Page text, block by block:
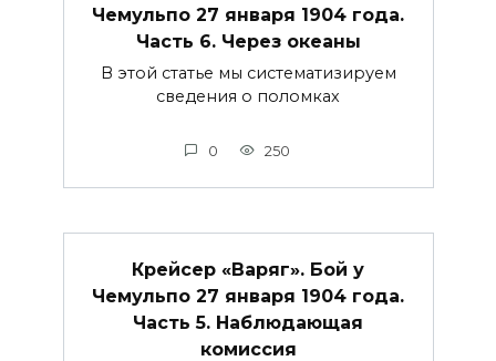
Чемульпо 27 января 1904 года.
Часть 6. Через океаны
В этой статье мы систематизируем
сведения о поломках
0 250
Крейсер «Варяг». Бой у
Чемульпо 27 января 1904 года.
Часть 5. Наблюдающая
комиссия